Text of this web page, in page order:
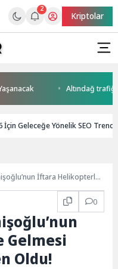
2
Kriptolar
Altındağ trafiğine
İçin Geleceğe Yönelik SEO
İftara Helikopterle
0
Oldu!